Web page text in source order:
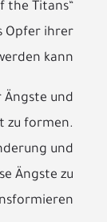
the Titans“
Opfer ihrer
kann.
Ängste und
zu formen.
und
Ängste zu